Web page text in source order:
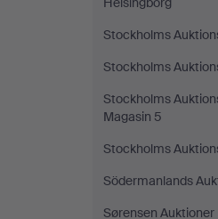
Stockholms
Stockholms
Stockholms
Magasin 5
Stockholms
Södermanlands
Sørensen Auktioner